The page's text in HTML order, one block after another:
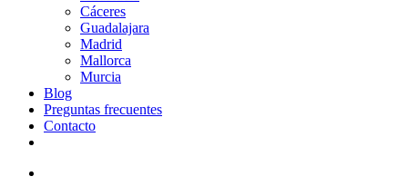
Cáceres
Guadalajara
Madrid
Mallorca
Murcia
Blog
Preguntas frecuentes
Contacto